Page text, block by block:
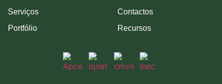
Serviços
Contactos
Portfólio
Recursos